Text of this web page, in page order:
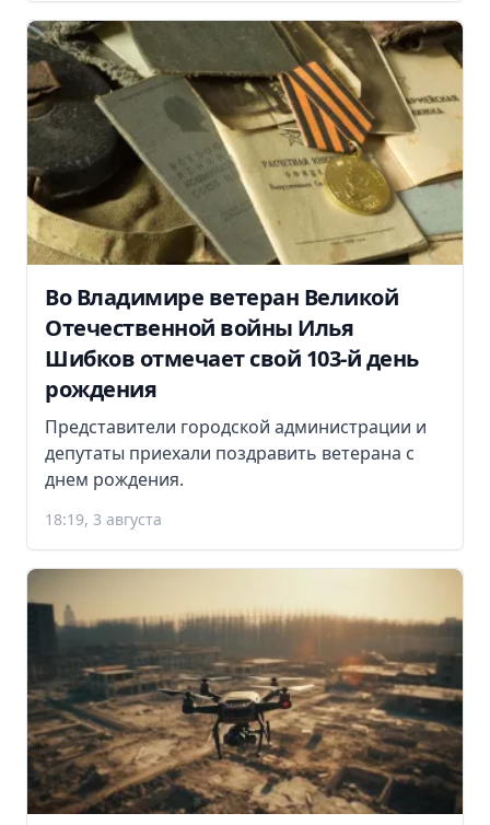
Во Владимире ветеран Великой
Отечественной войны Илья
Шибков отмечает свой 103-й день
рождения
Представители городской администрации и
депутаты приехали поздравить ветерана с
днем рождения.
18:19, 3 августа